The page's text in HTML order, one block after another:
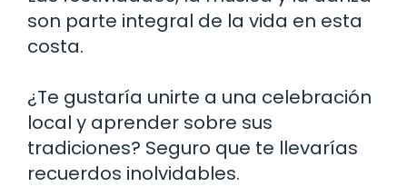
son parte integral de la vida en esta
costa.
¿Te gustaría unirte a una celebración
local y aprender sobre sus
tradiciones? Seguro que te llevarías
recuerdos inolvidables.